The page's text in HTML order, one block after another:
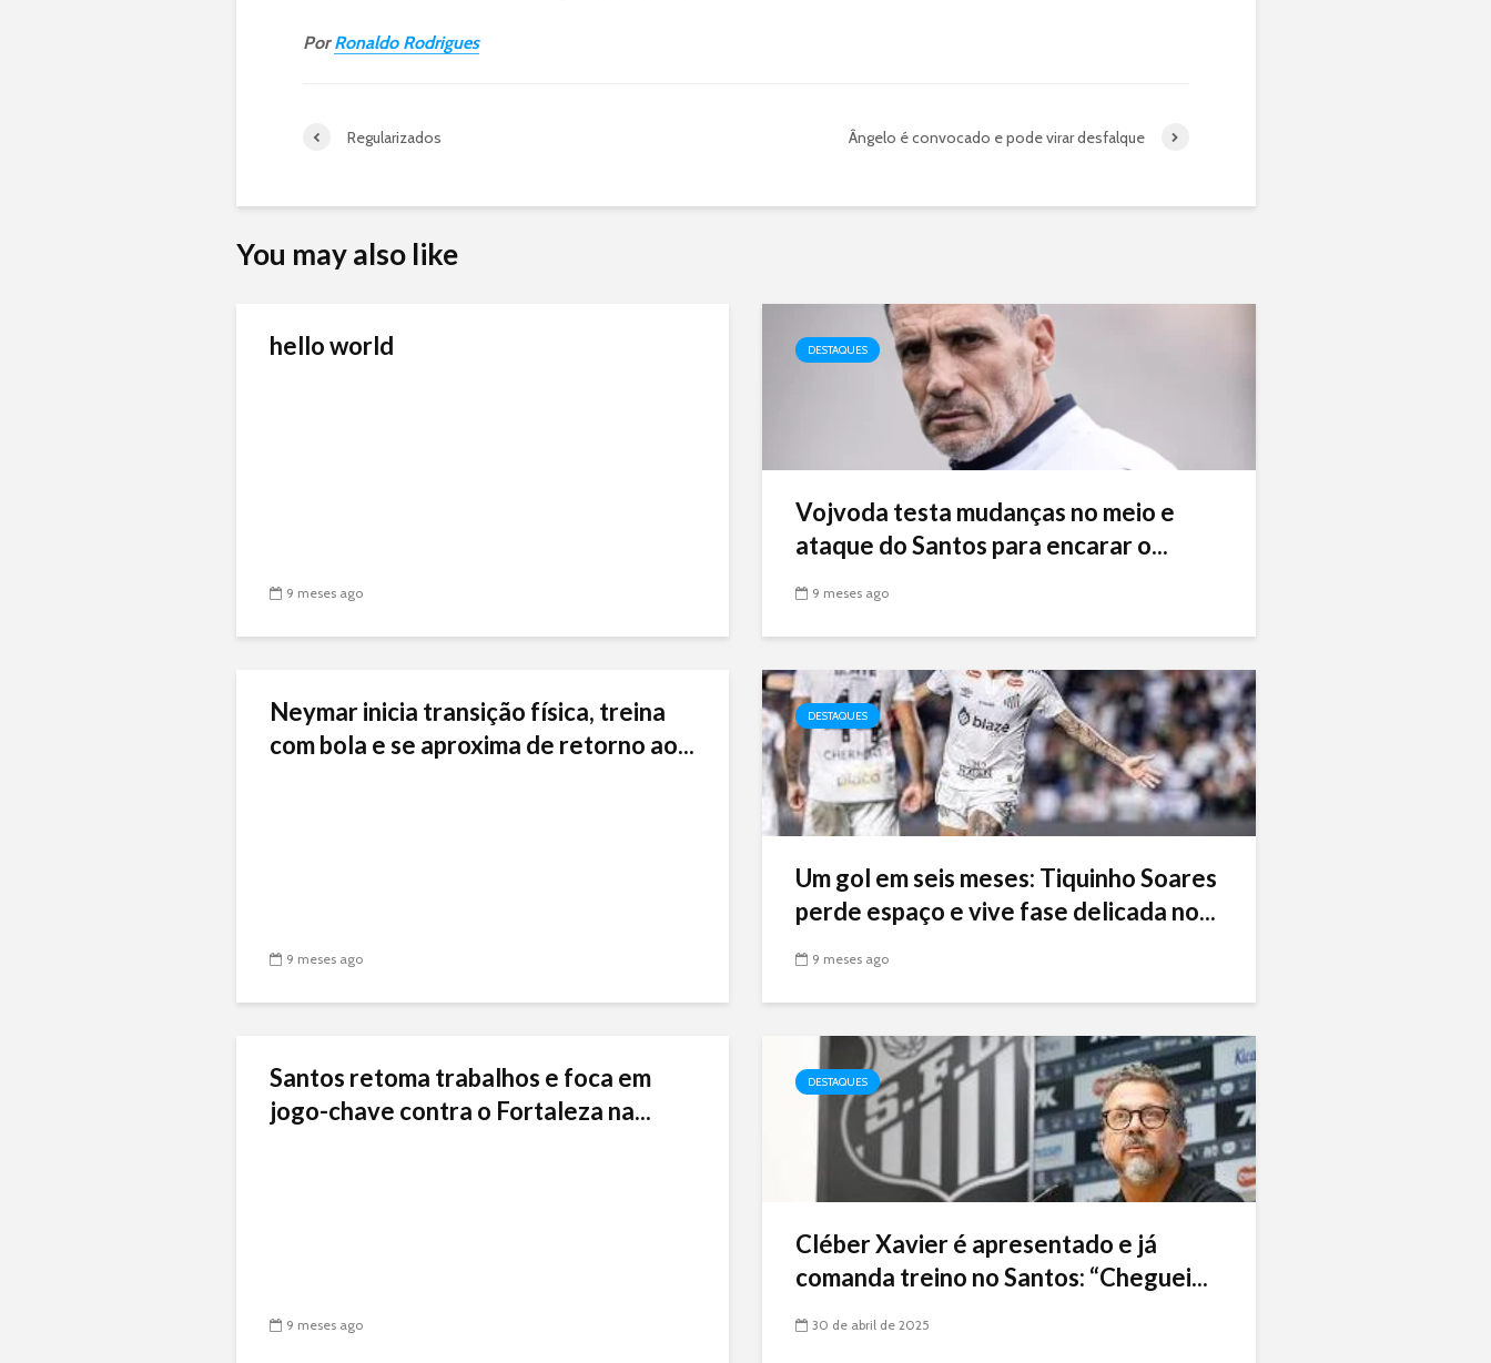
PorRonaldo Rodrigues
Regularizados Ângelo é convocado e pode virar desfalque
You may also like
hello world
9 meses ago
DESTAQUES
Vojvoda testa mudanças no meio e
ataque do Santos para encarar o...
9 meses ago
Neymar inicia transição física, treina
com bola e se aproxima de retorno ao...
9 meses ago
DESTAQUES
Um gol em seis meses: Tiquinho Soares
perde espaço e vive fase delicada no...
9 meses ago
Santos retoma trabalhos e foca em
jogo-chave contra o Fortaleza na...
9 meses ago
DESTAQUES
Cléber Xavier é apresentado e já
comanda treino no Santos: “Cheguei...
30 de abril de 2025